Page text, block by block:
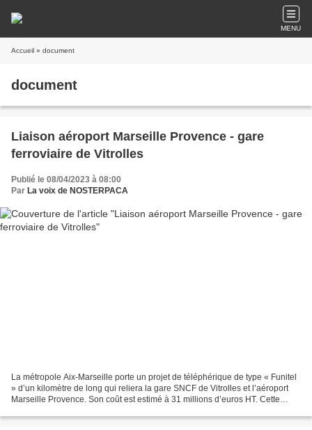
MENU
Accueil » document
document
Liaison aéroport Marseille Provence - gare
ferroviaire de Vitrolles
Publié le 08/04/2023 à 08:00
Par La voix de NOSTERPACA
La métropole Aix-Marseille porte un projet de téléphérique de type « Funitel
» d’un kilomètre de long qui reliera la gare SNCF de Vitrolles et l’aéroport
Marseille Provence. Son coût est estimé à 31 millions d’euros HT. Cette